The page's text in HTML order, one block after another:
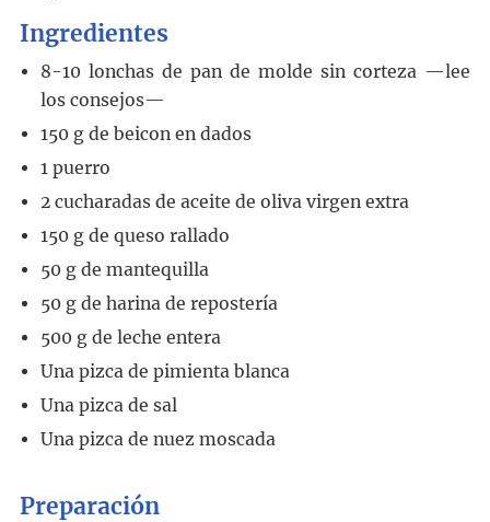
Ingredientes
8-10 lonchas de pan de molde sin corteza —lee
los consejos—
150 g de beicon en dados
1 puerro
2 cucharadas de aceite de oliva virgen extra
150 g de queso rallado
50 g de mantequilla
50 g de harina de repostería
500 g de leche entera
Una pizca de pimienta blanca
Una pizca de sal
Una pizca de nuez moscada
Preparación